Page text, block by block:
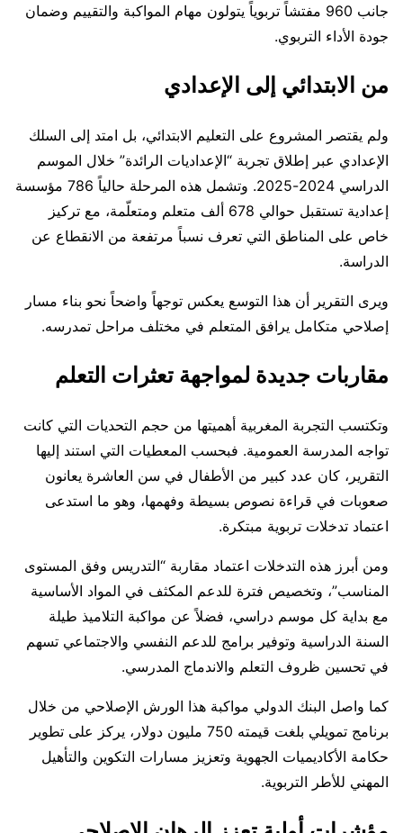
جانب 960 مفتشاً تربوياً يتولون مهام المواكبة والتقييم وضمان
جودة الأداء التربوي.
من الابتدائي إلى الإعدادي
ولم يقتصر المشروع على التعليم الابتدائي، بل امتد إلى السلك
الإعدادي عبر إطلاق تجربة “الإعداديات الرائدة” خلال الموسم
الدراسي 2024-2025. وتشمل هذه المرحلة حالياً 786 مؤسسة
إعدادية تستقبل حوالي 678 ألف متعلم ومتعلّمة، مع تركيز
خاص على المناطق التي تعرف نسباً مرتفعة من الانقطاع عن
الدراسة.
ويرى التقرير أن هذا التوسع يعكس توجهاً واضحاً نحو بناء مسار
إصلاحي متكامل يرافق المتعلم في مختلف مراحل تمدرسه.
مقاربات جديدة لمواجهة تعثرات التعلم
وتكتسب التجربة المغربية أهميتها من حجم التحديات التي كانت
تواجه المدرسة العمومية. فبحسب المعطيات التي استند إليها
التقرير، كان عدد كبير من الأطفال في سن العاشرة يعانون
صعوبات في قراءة نصوص بسيطة وفهمها، وهو ما استدعى
اعتماد تدخلات تربوية مبتكرة.
ومن أبرز هذه التدخلات اعتماد مقاربة “التدريس وفق المستوى
المناسب”، وتخصيص فترة للدعم المكثف في المواد الأساسية
مع بداية كل موسم دراسي، فضلاً عن مواكبة التلاميذ طيلة
السنة الدراسية وتوفير برامج للدعم النفسي والاجتماعي تسهم
في تحسين ظروف التعلم والاندماج المدرسي.
كما واصل البنك الدولي مواكبة هذا الورش الإصلاحي من خلال
برنامج تمويلي بلغت قيمته 750 مليون دولار، يركز على تطوير
حكامة الأكاديميات الجهوية وتعزيز مسارات التكوين والتأهيل
المهني للأطر التربوية.